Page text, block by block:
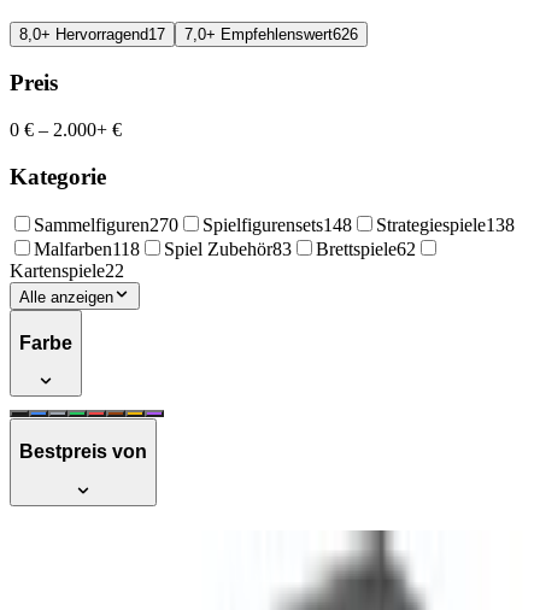
8,0+ Hervorragend17 7,0+ Empfehlenswert626
Preis
0 € – 2.000+ €
Kategorie
Sammelfiguren270 Spielfigurensets148 Strategiespiele138
Malfarben118 Spiel Zubehör83 Brettspiele62
Kartenspiele22
Alle anzeigen
Farbe
Bestpreis von
Chaos Space Marines Dark Apostle